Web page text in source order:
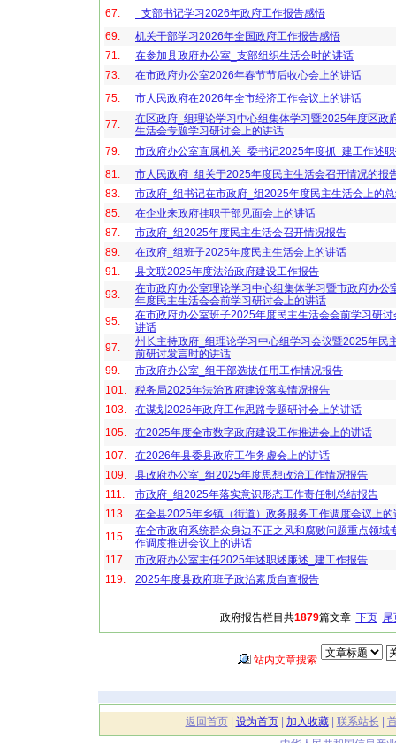
67.
_支部书记学习2026年政府工作报告感悟
69.
机关干部学习2026年全国政府工作报告感悟
71.
在参加县政府办公室_支部组织生活会时的讲话
73.
在市政府办公室2026年春节节后收心会上的讲话
75.
市人民政府在2026年全市经济工作会议上的讲话
77.
在区政府_组理论学习中心组集体学习暨2025年度区政
生活会专题学习研讨会上的讲话
79.
市政府办公室直属机关_委书记2025年度抓_建工作述
81.
市人民政府_组关于2025年度民主生活会召开情况的报
83.
市政府_组书记在市政府_组2025年度民主生活会上的
85.
在企业来政府挂职干部见面会上的讲话
87.
市政府_组2025年度民主生活会召开情况报告
89.
在政府_组班子2025年度民主生活会上的讲话
91.
县文联2025年度法治政府建设工作报告
93.
在市政府办公室理论学习中心组集体学习暨市政府办公
年度民主生活会会前学习研讨会上的讲话
95.
在市政府办公室班子2025年度民主生活会会前学习研
讲话
97.
州长主持政府_组理论学习中心组学习会议暨2025年民
前研讨发言时的讲话
99.
市政府办公室_组干部选拔任用工作情况报告
101.
税务局2025年法治政府建设落实情况报告
103.
在谋划2026年政府工作思路专题研讨会上的讲话
105.
在2025年度全市数字政府建设工作推进会上的讲话
107.
在2026年县委县政府工作务虚会上的讲话
109.
县政府办公室_组2025年度思想政治工作情况报告
111.
市政府_组2025年落实意识形态工作责任制总结报告
113.
在全县2025年乡镇（街道）政务服务工作调度会议上的
115.
在全市政府系统群众身边不正之风和腐败问题重点领域
作调度推进会议上的讲话
117.
市政府办公室主任2025年述职述廉述_建工作报告
119.
2025年度县政府班子政治素质自查报告
政府报告栏目共1879篇文章 下页 尾
站内文章搜索
返回首页| 设为首页| 加入收藏| 联系站长